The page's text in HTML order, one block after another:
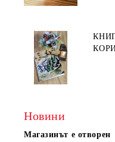
Новини
Магазинът е отворен